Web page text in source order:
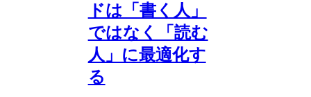
ドは「書く人」
ではなく「読む
人」に最適化す
る